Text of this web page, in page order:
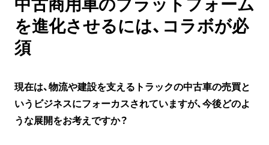
中古商用車のプラットフォーム
を進化させるには、コラボが必
須
現在は、物流や建設を支えるトラックの中古車の売買と
いうビジネスにフォーカスされていますが、今後どのよ
うな展開をお考えですか？